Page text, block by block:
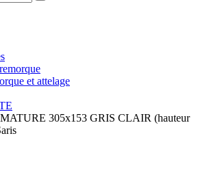
et attelage
305x153 GRIS CLAIR (hauteur